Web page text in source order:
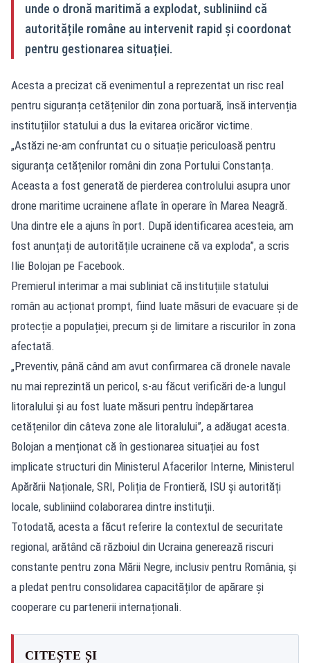
unde o dronă maritimă a explodat, subliniind că
autoritățile române au intervenit rapid și coordonat
pentru gestionarea situației.
Acesta a precizat că evenimentul a reprezentat un risc real
pentru siguranța cetățenilor din zona portuară, însă intervenția
instituțiilor statului a dus la evitarea oricăror victime.
„Astăzi ne-am confruntat cu o situație periculoasă pentru
siguranța cetățenilor români din zona Portului Constanța.
Aceasta a fost generată de pierderea controlului asupra unor
drone maritime ucrainene aflate în operare în Marea Neagră.
Una dintre ele a ajuns în port. După identificarea acesteia, am
fost anunțați de autoritățile ucrainene că va exploda”, a scris
Ilie Bolojan pe Facebook.
Premierul interimar a mai subliniat că instituțiile statului
român au acționat prompt, fiind luate măsuri de evacuare și de
protecție a populației, precum și de limitare a riscurilor în zona
afectată.
„Preventiv, până când am avut confirmarea că dronele navale
nu mai reprezintă un pericol, s-au făcut verificări de-a lungul
litoralului și au fost luate măsuri pentru îndepărtarea
cetățenilor din câteva zone ale litoralului”, a adăugat acesta.
Bolojan a menționat că în gestionarea situației au fost
implicate structuri din Ministerul Afacerilor Interne, Ministerul
Apărării Naționale, SRI, Poliția de Frontieră, ISU și autorități
locale, subliniind colaborarea dintre instituții.
Totodată, acesta a făcut referire la contextul de securitate
regional, arătând că războiul din Ucraina generează riscuri
constante pentru zona Mării Negre, inclusiv pentru România, și
a pledat pentru consolidarea capacităților de apărare și
cooperare cu partenerii internaționali.
CITEȘTE ȘI